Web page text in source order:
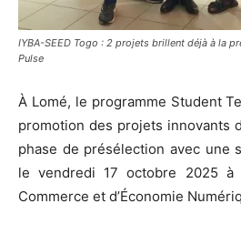
IYBA-SEED Togo : 2 projets brillent déjà à la
Pulse
À Lomé, le programme Student
promotion des projets innovants
phase de présélection avec une
le vendredi 17 octobre 2025 à
Commerce et d’Économie